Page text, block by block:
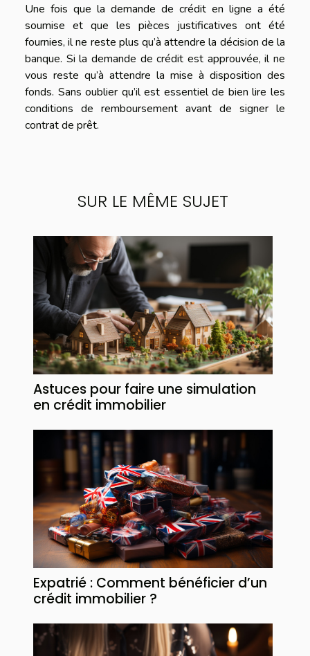
Une fois que la demande de crédit en ligne a été
soumise et que les pièces justificatives ont été
fournies, il ne reste plus qu’à attendre la décision de la
banque. Si la demande de crédit est approuvée, il ne
vous reste qu’à attendre la mise à disposition des
fonds. Sans oublier qu’il est essentiel de bien lire les
conditions de remboursement avant de signer le
contrat de prêt.
SUR LE MÊME SUJET
Astuces pour faire une simulation
en crédit immobilier
Expatrié : Comment bénéficier d’un
crédit immobilier ?